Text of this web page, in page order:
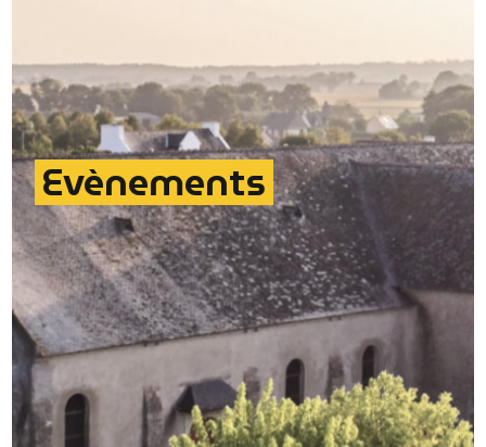
Evènements